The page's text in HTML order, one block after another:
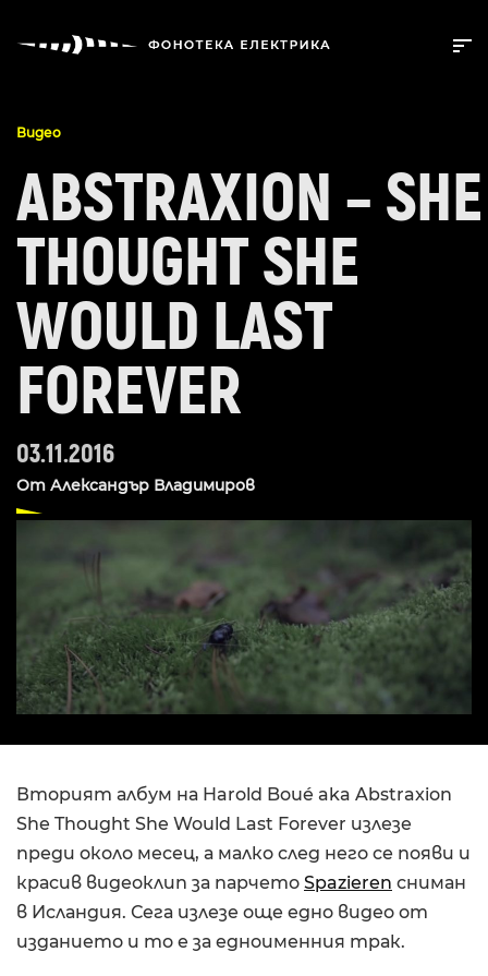
Видео
ABSTRAXION – SHE
THOUGHT SHE
WOULD LAST
FOREVER
03.11.2016
От Александър Владимиров
Вторият албум на Harold Boué aka Abstraxion
She Thought She Would Last Forever излезе
преди около месец, а малко след него се появи и
красив видеоклип за парчето Spazieren сниман
в Исландия. Сега излезе още едно видео от
изданието и то е за едноименния трак.